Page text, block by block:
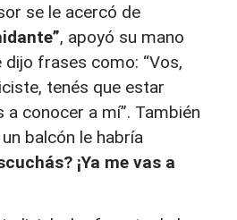
se le acercó de
, apoyó su mano
frases como: “Vos,
tenés que estar
a conocer a mí”. También
balcón le habría
¡Ya me vas a